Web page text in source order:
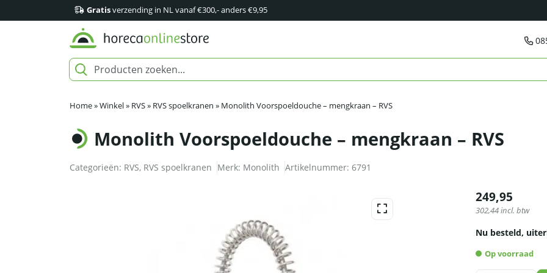
Gratisverzending in NL vanaf €300,- anders €9,95
Home»Winkel» RVS» RVS spoelkranen » Monolith Voorspoeldouche – mengkraan – RVS
Monolith Voorspoeldouche – mengkraan – RVS
Categorieën: RVS, RVS spoelkranen Merk: Monolith Artikelnummer: 6791
249,95
302,44incl. btw
Nu besteld,
Op voorraad